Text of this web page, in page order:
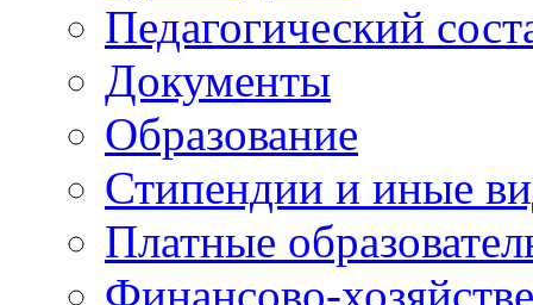
Педагогический
Документы
Образование
Стипендии и иные
Платные